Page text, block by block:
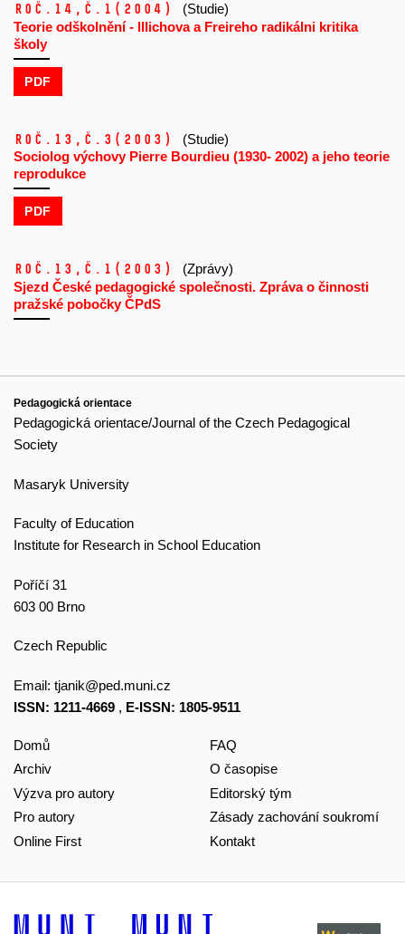
Roč.14, č.1 (2004)
(Studie)
Teorie odškolnění - lllichova a Freireho radikálni kritika
školy
PDF
Roč.13, č.3 (2003)
(Studie)
Sociolog výchovy Pierre Bourdieu (1930- 2002) a jeho teorie
reprodukce
PDF
Roč.13, č.1 (2003)
(Zprávy)
Sjezd České pedagogické společnosti. Zpráva o činnosti
pražské pobočky ČPdS
Pedagogická orientace
Pedagogická orientace/Journal of the Czech Pedagogical
Society
Masaryk University
Faculty of Education
Institute for Research in School Education
Poříčí 31
603 00 Brno
Czech Republic
Email: tjanik@ped.muni.cz
ISSN: 1211-4669 , E-ISSN: 1805-9511
Domů
Archiv
Výzva pro autory
Pro autory
Online First
FAQ
O časopise
Editorský tým
Zásady zachování soukromí
Kontakt